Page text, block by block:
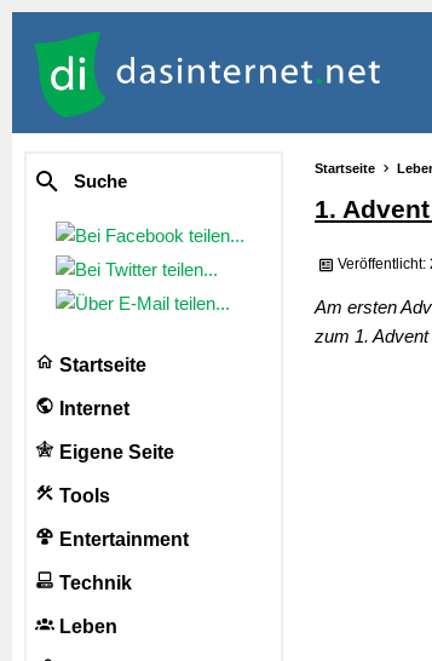
Suche
Startseite
Internet
Eigene Seite
Tools
Entertainment
Technik
Leben
Startseite
1.
Veröffentlicht:
Am ersten
zum 1.